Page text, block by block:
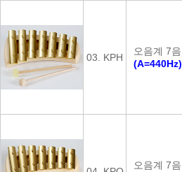
03. KPH
오음계 7음
(A=440Hz)
오음계 7음